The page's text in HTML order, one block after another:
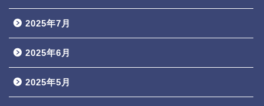
2025年7月
2025年6月
2025年5月